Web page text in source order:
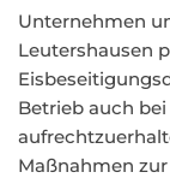
Unternehmen
Leutershausen
Betrieb auch
Maßnahmen